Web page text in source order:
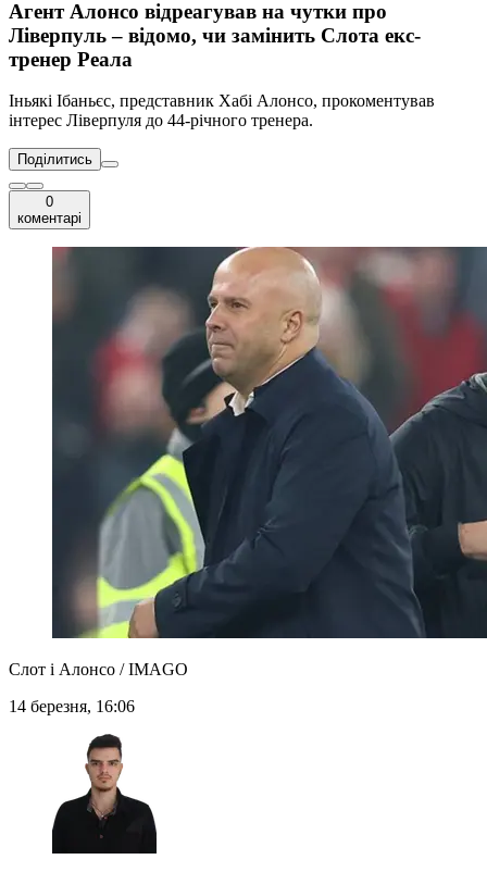
Агент Алонсо відреагував на чутки про
Ліверпуль – відомо, чи замінить Слота екс-
тренер Реала
Іньякі Ібаньєс, представник Хабі Алонсо, прокоментував
інтерес Ліверпуля до 44-річного тренера.
Поділитись
0
коментарі
Слот і Алонсо / IMAGO
14 березня, 16:06